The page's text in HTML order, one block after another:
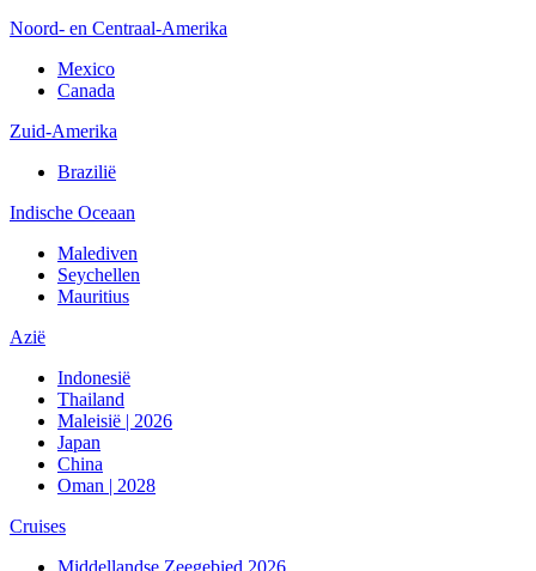
Noord- en Centraal-Amerika
Mexico
Canada
Zuid-Amerika
Brazilië
Indische Oceaan
Malediven
Seychellen
Mauritius
Azië
Indonesië
Thailand
Maleisië | 2026
Japan
China
Oman | 2028
Cruises